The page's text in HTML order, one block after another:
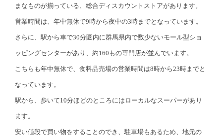
まなものが揃っている、総合ディスカウントストアがあります。
営業時間は、年中無休で9時から夜中の3時までとなっています。
さらに、駅から車で30分圏内に群馬県内で数少ないモール型ショ
ッピングセンターがあり、約160もの専門店が並んでいます。
こちらも年中無休で、食料品売場の営業時間は8時から23時までと
なっています。
駅から、歩いて10分ほどのところにはローカルなスーパーがあり
ます。
安い値段で買い物をすることのでき、駐車場もあるため、地元の